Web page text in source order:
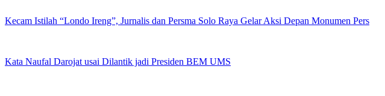
Kecam Istilah “Londo Ireng”, Jurnalis dan Persma Solo Raya Gelar Aksi Depan Monumen Pers
Kata Naufal Darojat usai Dilantik jadi Presiden BEM UMS